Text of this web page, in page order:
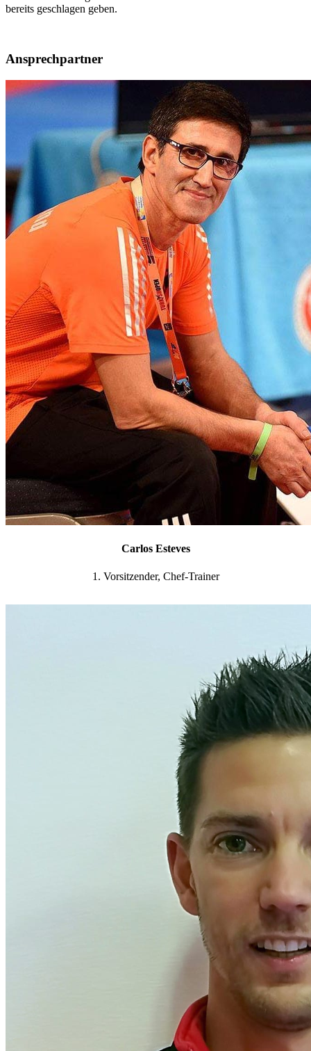
bereits geschlagen geben.
Ansprechpartner
Carlos Esteves
1. Vorsitzender, Chef-Trainer